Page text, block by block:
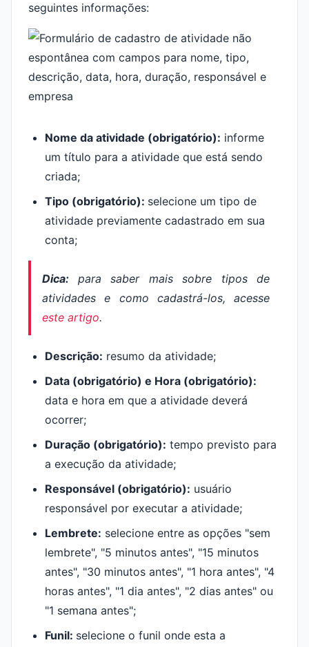
seguintes informações:
Nome da atividade (obrigatório): informe
um título para a atividade que está sendo
criada;
Tipo (obrigatório): selecione um tipo de
atividade previamente cadastrado em sua
conta;
Dica: para saber mais sobre tipos de
atividades e como cadastrá-los, acesse
este artigo.
Descrição: resumo da atividade;
Data (obrigatório) e Hora (obrigatório):
data e hora em que a atividade deverá
ocorrer;
Duração (obrigatório): tempo previsto para
a execução da atividade;
Responsável (obrigatório): usuário
responsável por executar a atividade;
Lembrete: selecione entre as opções "sem
lembrete", "5 minutos antes", "15 minutos
antes", "30 minutos antes", "1 hora antes", "4
horas antes", "1 dia antes", "2 dias antes" ou
"1 semana antes";
Funil: selecione o funil onde esta a